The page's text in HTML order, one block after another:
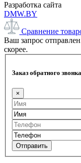
Разработка сайта
DMW.BY
Сравнение
Ваш запрос
скорее.
Заказ обратного звонка
×
Отправить